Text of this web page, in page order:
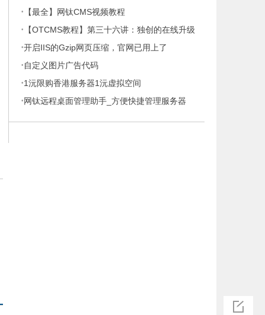
· 【最全】网钛CMS视频教程
· 【OTCMS教程】第三十六讲：独创的在线升级
·开启IIS的Gzip网页压缩，官网已用上了
·自定义图片广告代码
·1沅限购香港服务器1沅虚拟空间
·网钛远程桌面管理助手_方便快捷管理服务器